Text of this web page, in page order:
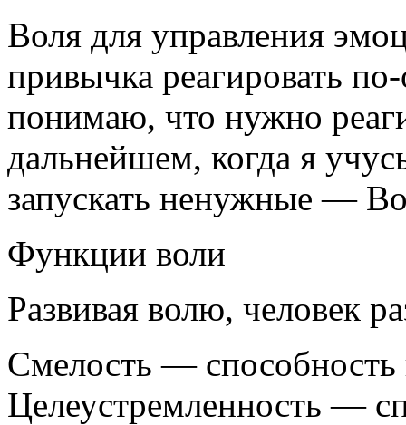
Воля для управления
привычка реагировать
понимаю, что нужно
дальнейшем, когда я
запускать ненужные —
Функции воли
Развивая волю, человек
Смелость — способность
Целеустремленность —